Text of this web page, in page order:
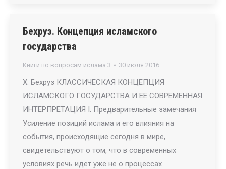
Бехруз. Концепция исламского
государства
Книги по вопросам ислама 3 30 июля 2016
X. Бехруз КЛАССИЧЕСКАЯ КОНЦЕПЦИЯ
ИСЛАМСКОГО ГОСУДАРСТВА И ЕЕ СОВРЕМЕННАЯ
ИНТЕРПРЕТАЦИЯ I. Предварительные замечания
Усиление позиций ислама и его влияния на
события, происходящие сегодня в мире,
свидетельствуют о том, что в современных
условиях речь идет уже не о процессах